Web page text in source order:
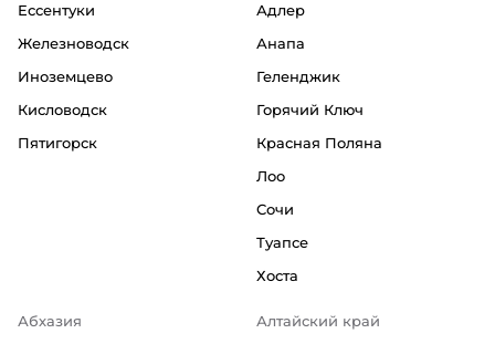
Ессентуки
Железноводск
Иноземцево
Кисловодск
Пятигорск
Адлер
Анапа
Геленджик
Горячий Ключ
Красная Поляна
Лоо
Сочи
Туапсе
Хоста
Абхазия
Алтайский край